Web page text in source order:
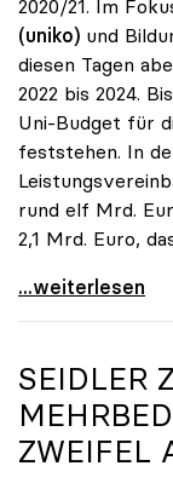
2020/21. Im
(uniko) und
diesen Tagen
2022 bis 2024.
Uni-Budget für
feststehen. In
rund elf Mrd.
2,1 Mrd. Euro,
Uni-Budget:
...weiterlesen
SEIDLER
ZWEIFEL